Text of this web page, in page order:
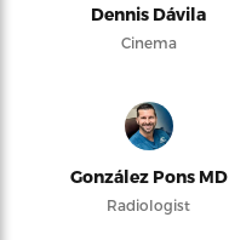
Dennis Dávila
Cinema
González Pons MD
Radiologist